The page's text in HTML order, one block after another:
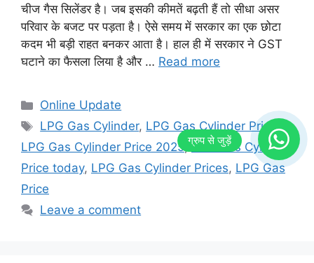
चीज गैस सिलेंडर है। जब इसकी कीमतें बढ़ती हैं तो सीधा असर
परिवार के बजट पर पड़ता है। ऐसे समय में सरकार का एक छोटा
कदम भी बड़ी राहत बनकर आता है। हाल ही में सरकार ने GST
घटाने का फैसला लिया है और … Read more
Categories
Online Update
Tags
LPG Gas Cylinder, LPG Gas Cylinder Price,
LPG Gas Cylinder Price 2025 LPG Gas Cylinder
Price today, LPG Gas Cylinder Prices, LPG Gas
Price
Leave a comment